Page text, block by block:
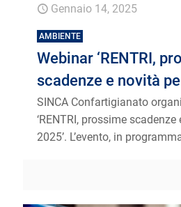
Gennaio 14, 2025
AMBIENTE
Webinar ‘RENTRI,
scadenze e novità
SINCA Confartigianato
‘RENTRI, prossime
2025’. L’evento, in